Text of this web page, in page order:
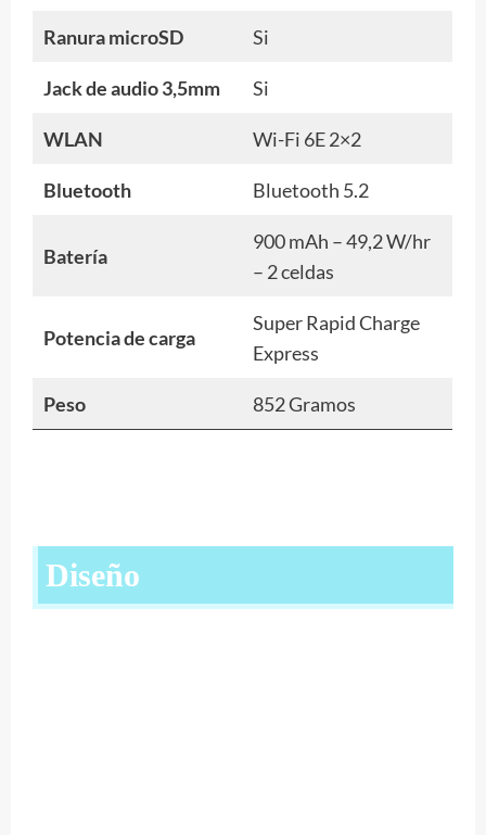
Ranura microSD Si
Jack de audio 3,5mm Si
WLAN Wi-Fi 6E 2×2
Bluetooth Bluetooth 5.2
Batería
900 mAh – 49,2 W/hr
– 2 celdas
Potencia de carga
Super Rapid Charge
Express
Peso 852 Gramos
Diseño